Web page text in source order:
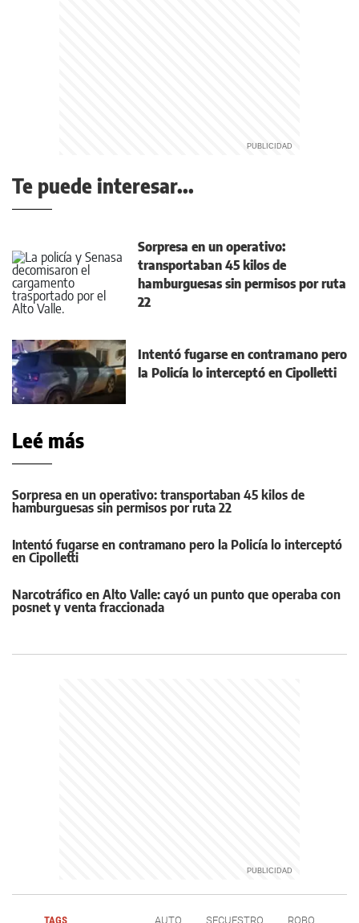
Te puede interesar...
Sorpresa en un operativo:
transportaban 45 kilos de
hamburguesas sin permisos por ruta
22
Intentó fugarse en contramano pero
la Policía lo interceptó en Cipolletti
Leé más
Sorpresa en un operativo: transportaban 45 kilos de
hamburguesas sin permisos por ruta 22
Intentó fugarse en contramano pero la Policía lo interceptó
en Cipolletti
Narcotráfico en Alto Valle: cayó un punto que operaba con
posnet y venta fraccionada
TAGS AUTO SECUESTRO ROBO